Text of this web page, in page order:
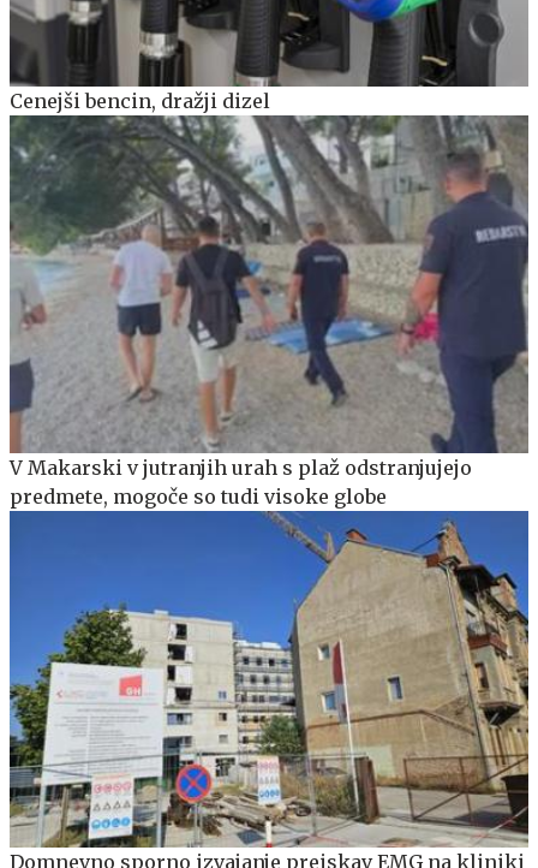
Cenejši bencin, dražji dizel
V Makarski v jutranjih urah s plaž odstranjujejo
predmete, mogoče so tudi visoke globe
Domnevno sporno izvajanje preiskav EMG na kliniki